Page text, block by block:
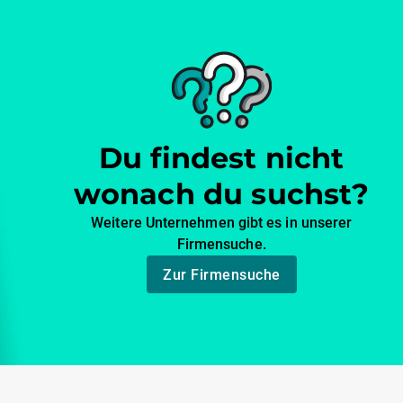
Du findest nicht
wonach du suchst?
Weitere Unternehmen gibt es in unserer
Firmensuche.
Zur Firmensuche